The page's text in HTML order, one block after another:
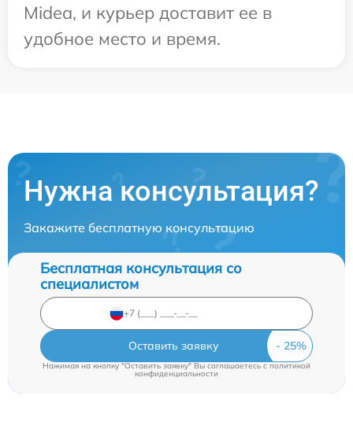
Midea, и курьер доставит ее в
удобное место и время.
Нужна консультация?
Закажите бесплатную консультацию
Бесплатная консультация со
специалистом
Оставить заявку
Нажимая на кнопку "Оставить заявку" Вы соглашаетесь cполитикой
конфиденциальности